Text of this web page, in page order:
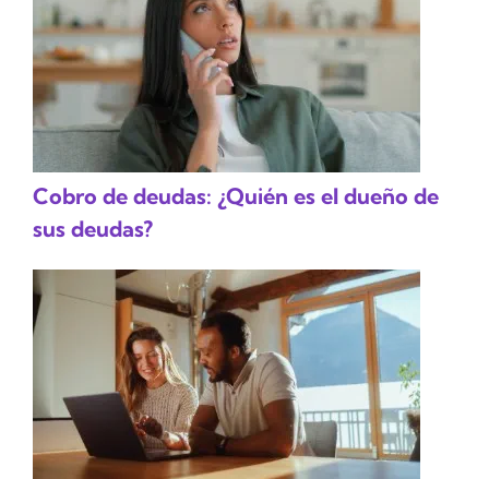
Cobro de deudas: ¿Quién es el dueño de
sus deudas?